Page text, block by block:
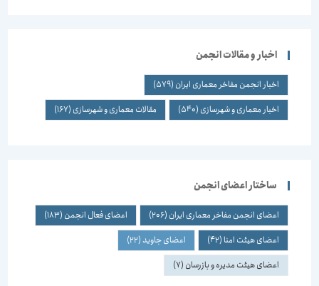
اخبار و مقالات انجمن
اخبار انجمن مفاخر معماری ایران(579)
اخبار معماری و شهرسازی(540) مقالات معماری و شهرسازی(167)
ساختار اعضای انجمن
اعضای انجمن مفاخر معماری ایران(206) اعضای فعال انجمن(183)
اعضای هیئت امنا (42) اعضای جاوید(22)
اعضای هیئت مدیره و بازرسان(7)